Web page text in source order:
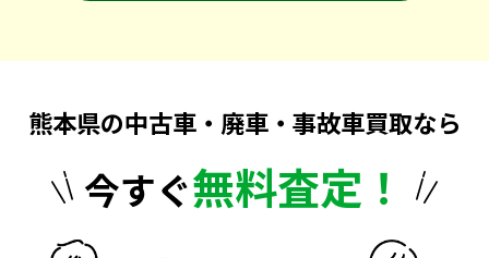
熊本県の中古車・廃車・事故車買取なら
今すぐ無料査定！